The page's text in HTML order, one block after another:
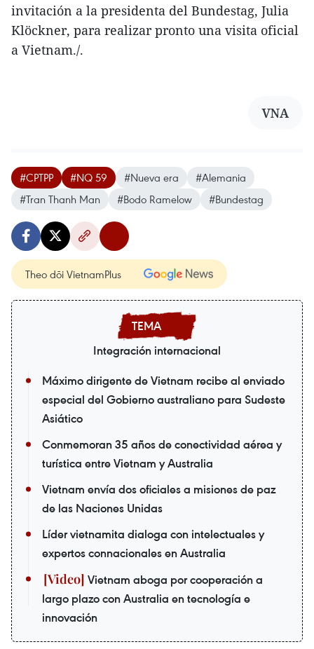
invitación a la presidenta del Bundestag, Julia
Klöckner, para realizar pronto una visita oficial
a Vietnam./.
VNA
#CPTPP #NQ 59 #Nueva era
#Alemania
#Tran Thanh Man
#Bodo Ramelow #Bundestag
Theo dõi VietnamPlus
Integración internacional
Máximo dirigente de Vietnam recibe al enviado
especial del Gobierno australiano para Sudeste
Asiático
Conmemoran 35 años de conectividad aérea y
turística entre Vietnam y Australia
Vietnam envía dos oficiales a misiones de paz
de las Naciones Unidas
Líder vietnamita dialoga con intelectuales y
expertos connacionales en Australia
Vietnam aboga por cooperación a
largo plazo con Australia en tecnología e
innovación